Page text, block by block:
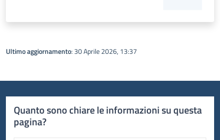
Ultimo aggiornamento: 30 Aprile 2026, 13:37
Quanto sono chiare le informazioni su questa
pagina?